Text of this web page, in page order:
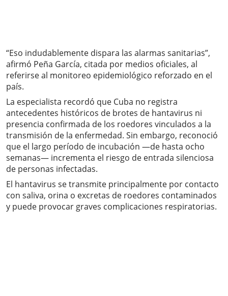
“Eso indudablemente dispara las alarmas sanitarias”,
afirmó Peña García, citada por medios oficiales, al
referirse al monitoreo epidemiológico reforzado en el
país.
La especialista recordó que Cuba no registra
antecedentes históricos de brotes de hantavirus ni
presencia confirmada de los roedores vinculados a la
transmisión de la enfermedad. Sin embargo, reconoció
que el largo período de incubación —de hasta ocho
semanas— incrementa el riesgo de entrada silenciosa
de personas infectadas.
El hantavirus se transmite principalmente por contacto
con saliva, orina o excretas de roedores contaminados
y puede provocar graves complicaciones respiratorias.